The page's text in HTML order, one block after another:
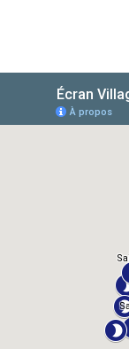
AlloCiné